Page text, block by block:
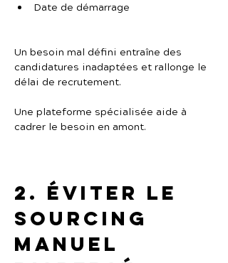
Date de démarrage
Un besoin mal défini entraîne des
candidatures inadaptées et rallonge le
délai de recrutement.
Une plateforme spécialisée aide à
cadrer le besoin en amont.
2. Éviter le
sourcing
manuel